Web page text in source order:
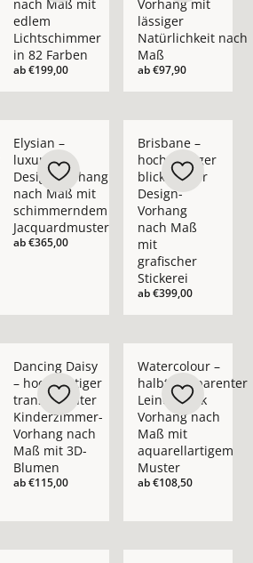
nach Maß mit
edlem
Lichtschimmer
in 82 Farben
ab€199,00
Vorhang mit
lässiger
Natürlichkeit nach
Maß
ab€97,90
Elysian –
luxuriöser
Design-Vorhang
nach Maß mit
schimmerndem
Jacquardmuster
ab€365,00
Brisbane –
hochwertiger
blickdichter
Design-
Vorhang
nach Maß
mit
grafischer
Stickerei
ab€399,00
Dancing Daisy
– hochwertiger
transparenter
Kinderzimmer-
Vorhang nach
Maß mit 3D-
Blumen
ab€115,00
Watercolour –
halbtransparenter
Leinenoptik
Vorhang nach
Maß mit
aquarellartigem
Muster
ab€108,50